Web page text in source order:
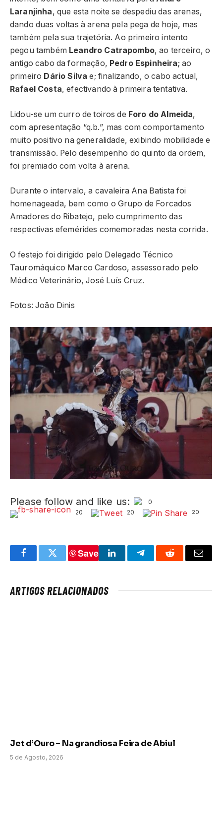
Laranjinha, que esta noite se despediu das arenas,
dando duas voltas à arena pela pega de hoje, mas
também pela sua trajetória. Ao primeiro intento
pegou também Leandro Catrapombo, ao terceiro, o
antigo cabo da formação, Pedro Espinheira; ao
primeiro Dário Silva e; finalizando, o cabo actual,
Rafael Costa, efectivando à primeira tentativa.
Lidou-se um curro de toiros de Foro do Almeida,
com apresentação “q.b.”, mas com comportamento
muito positivo na generalidade, exibindo mobilidade e
transmissão. Pelo desempenho do quinto da ordem,
foi premiado com volta à arena.
Durante o intervalo, a cavaleira Ana Batista foi
homenageada, bem como o Grupo de Forcados
Amadores do Ribatejo, pelo cumprimento das
respectivas efemérides comemoradas nesta corrida.
O festejo foi dirigido pelo Delegado Técnico
Tauromáquico Marco Cardoso, assessorado pelo
Médico Veterinário, José Luís Cruz.
Fotos: João Dinis
Please follow and like us:
0
20
20 20
FacebookTwitter
Save
LinkedInTelegramReddit Email
ARTIGOS RELACIONADOS
Jet d’Ouro – Na grandiosa Feira de Abiul
5 de Agosto, 2026